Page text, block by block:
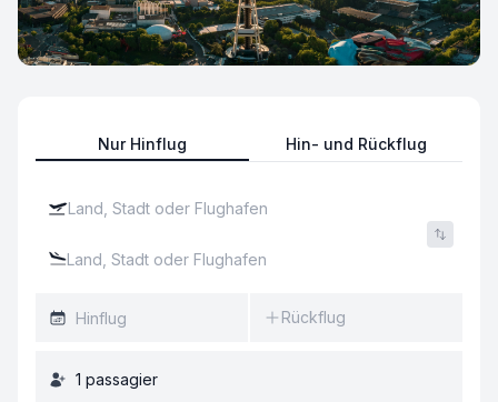
Nur Hinflug Hin- und Rückflug
Rückflug
1 passagier